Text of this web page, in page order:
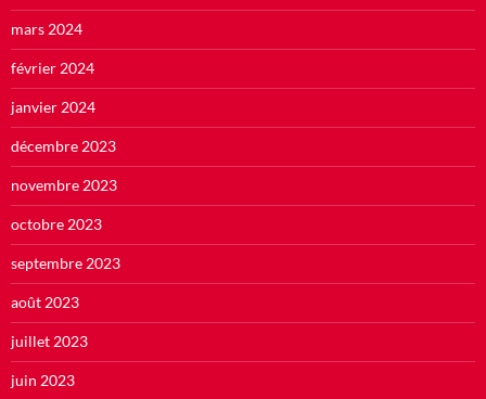
mars 2024
février 2024
janvier 2024
décembre 2023
novembre 2023
octobre 2023
septembre 2023
août 2023
juillet 2023
juin 2023